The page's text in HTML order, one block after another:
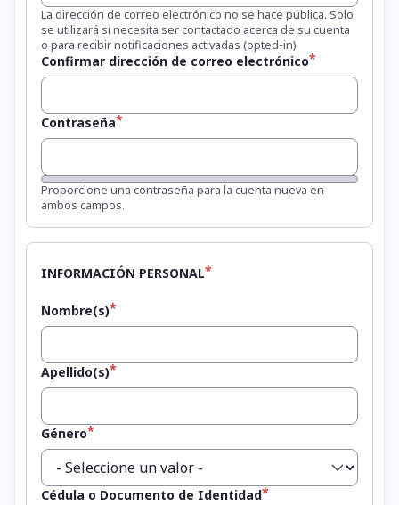
La dirección de correo electrónico no se hace pública. Solo
se utilizará si necesita ser contactado acerca de su cuenta
o para recibir notificaciones activadas (opted-in).
Confirmar dirección de correo electrónico
Contraseña
Fortaleza de la contraseña:
Proporcione una contraseña para la cuenta nueva en
ambos campos.
INFORMACIÓN PERSONAL
Nombre(s)
Apellido(s)
Género
Cédula o Documento de Identidad